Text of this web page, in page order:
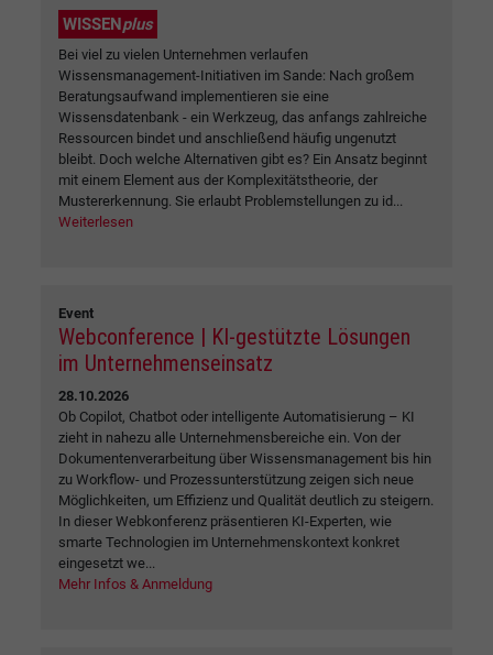
WISSENplus
Bei viel zu vielen Unternehmen verlaufen
Wissensmanagement-Initiativen im Sande: Nach großem
Beratungsaufwand implementieren sie eine
Wissensdatenbank - ein Werkzeug, das anfangs zahlreiche
Ressourcen bindet und anschließend häufig ungenutzt
bleibt. Doch welche Alternativen gibt es? Ein Ansatz beginnt
mit einem Element aus der Komplexitätstheorie, der
Mustererkennung. Sie erlaubt Problemstellungen zu id...
Weiterlesen
Event
Webconference | KI-gestützte Lösungen
im Unternehmenseinsatz
28.10.2026
Ob Copilot, Chatbot oder intelligente Automatisierung – KI
zieht in nahezu alle Unternehmensbereiche ein. Von der
Dokumentenverarbeitung über Wissensmanagement bis hin
zu Workflow- und Prozessunterstützung zeigen sich neue
Möglichkeiten, um Effizienz und Qualität deutlich zu steigern.
In dieser Webkonferenz präsentieren KI-Experten, wie
smarte Technologien im Unternehmenskontext konkret
eingesetzt we...
Mehr Infos & Anmeldung